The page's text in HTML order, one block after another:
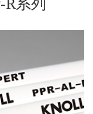
系列